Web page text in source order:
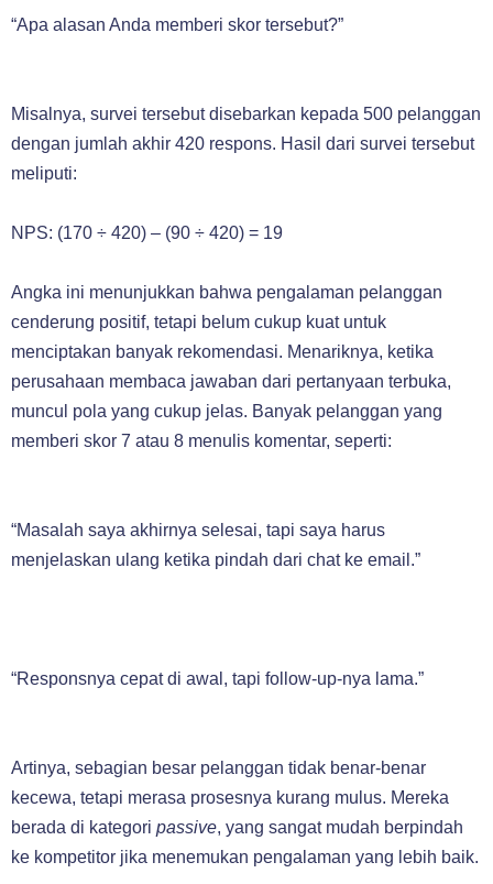
“Apa alasan Anda memberi skor tersebut?”
Misalnya, survei tersebut disebarkan kepada 500 pelanggan
dengan jumlah akhir 420 respons. Hasil dari survei tersebut
meliputi:
NPS: (170 ÷ 420) – (90 ÷ 420) = 19
Angka ini menunjukkan bahwa pengalaman pelanggan
cenderung positif, tetapi belum cukup kuat untuk
menciptakan banyak rekomendasi. Menariknya, ketika
perusahaan membaca jawaban dari pertanyaan terbuka,
muncul pola yang cukup jelas. Banyak pelanggan yang
memberi skor 7 atau 8 menulis komentar, seperti:
“Masalah saya akhirnya selesai, tapi saya harus
menjelaskan ulang ketika pindah dari chat ke email.”
“Responsnya cepat di awal, tapi follow-up-nya lama.”
Artinya, sebagian besar pelanggan tidak benar-benar
kecewa, tetapi merasa prosesnya kurang mulus. Mereka
berada di kategori passive, yang sangat mudah berpindah
ke kompetitor jika menemukan pengalaman yang lebih baik.